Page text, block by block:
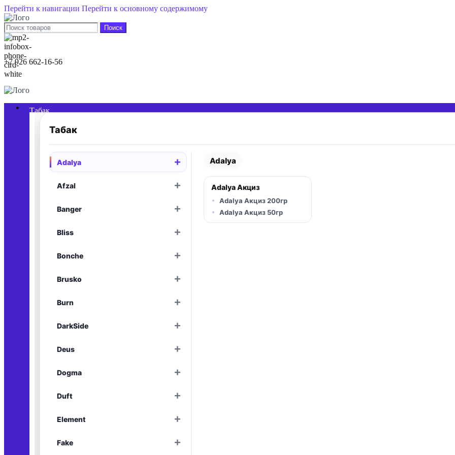
Перейти к навигации Перейти к основному содержимому
Поиск
+7 926 662-16-56
Табак
Табак
Adalya +Раскрыть вложенные категории
Afzal +Раскрыть вложенные категории
Banger +Раскрыть вложенные категории
Bliss +Раскрыть вложенные категории
Bonche +Раскрыть вложенные категории
Brusko +Раскрыть вложенные категории
Burn +Раскрыть вложенные категории
DarkSide +Раскрыть вложенные категории
Deus +Раскрыть вложенные категории
Dogma +Раскрыть вложенные категории
Duft +Раскрыть вложенные категории
Element +Раскрыть вложенные категории
Fake +Раскрыть вложенные категории
Adalya
Adalya Акциз
Adalya Акциз 200гр
Adalya Акциз 50гр